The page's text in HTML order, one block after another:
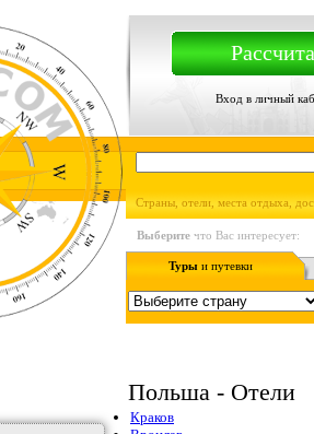
Вход в личный
Страны, отели, места отдыха,
Выберите что Вас интересует:
Туры и путевки
Польша - Отели
Краков